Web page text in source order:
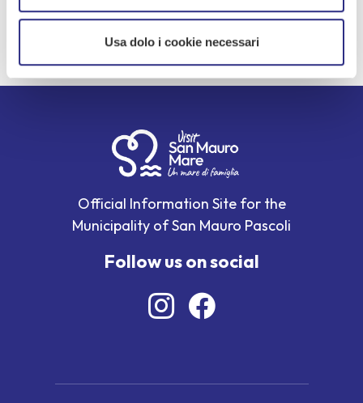
Usa dolo i cookie necessari
Official Information Site for the
Municipality of San Mauro Pascoli
Follow us on social